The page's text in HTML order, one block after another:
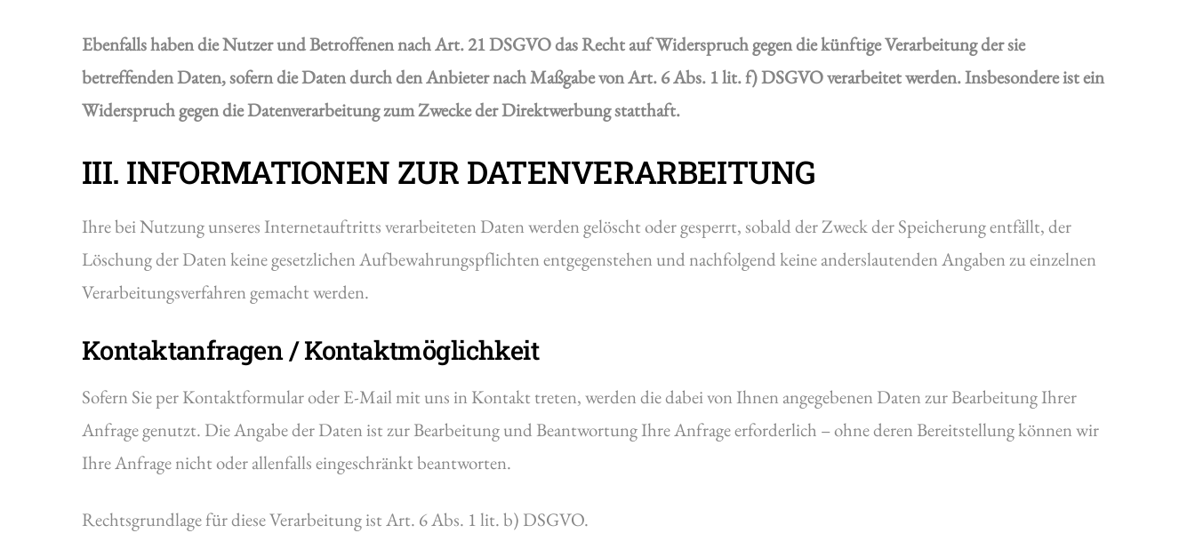
Ebenfalls haben die Nutzer und Betroffenen nach Art. 21 DSGVO das Recht auf Widerspruch gegen die künftige Verarbeitung der sie
betreffenden Daten, sofern die Daten durch den Anbieter nach Maßgabe von Art. 6 Abs. 1 lit. f) DSGVO verarbeitet werden. Insbesondere ist ein
Widerspruch gegen die Datenverarbeitung zum Zwecke der Direktwerbung statthaft.
III. INFORMATIONEN ZUR DATENVERARBEITUNG
Ihre bei Nutzung unseres Internetauftritts verarbeiteten Daten werden gelöscht oder gesperrt, sobald der Zweck der Speicherung entfällt, der
Löschung der Daten keine gesetzlichen Aufbewahrungspflichten entgegenstehen und nachfolgend keine anderslautenden Angaben zu einzelnen
Verarbeitungsverfahren gemacht werden.
Kontaktanfragen / Kontaktmöglichkeit
Sofern Sie per Kontaktformular oder E-Mail mit uns in Kontakt treten, werden die dabei von Ihnen angegebenen Daten zur Bearbeitung Ihrer
Anfrage genutzt. Die Angabe der Daten ist zur Bearbeitung und Beantwortung Ihre Anfrage erforderlich – ohne deren Bereitstellung können wir
Ihre Anfrage nicht oder allenfalls eingeschränkt beantworten.
Rechtsgrundlage für diese Verarbeitung ist Art. 6 Abs. 1 lit. b) DSGVO.